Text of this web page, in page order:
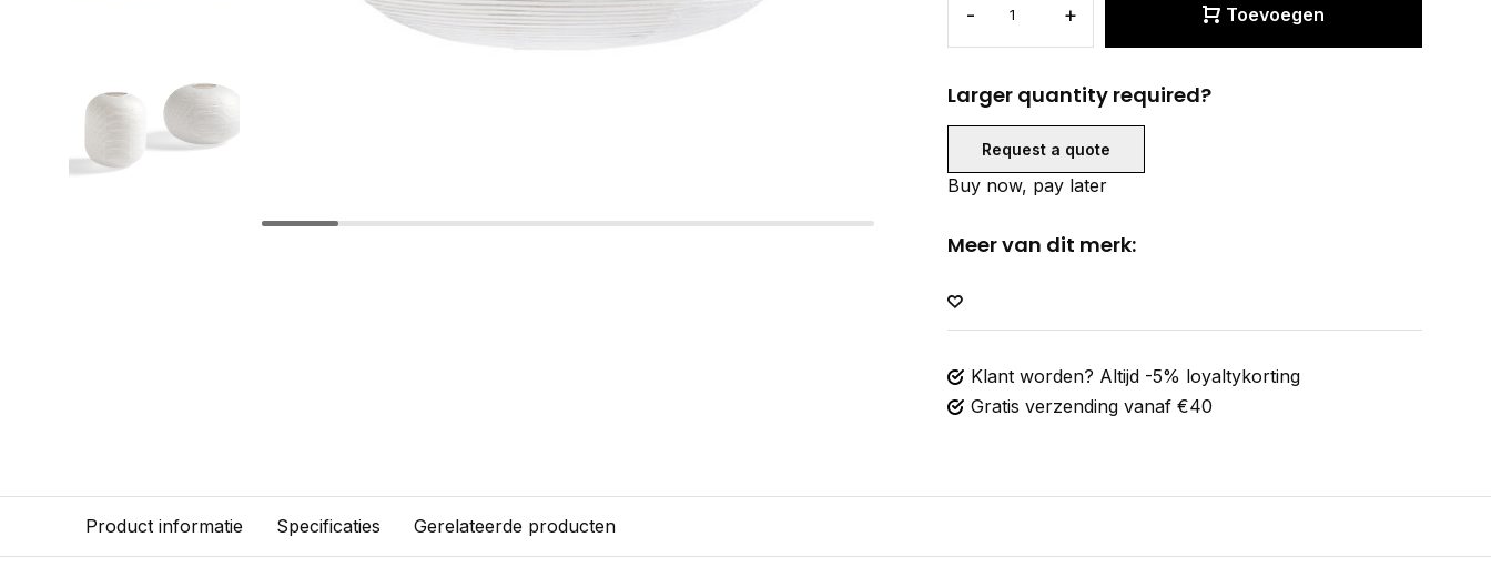
- + Toevoegen
Larger quantity required?
Request a quote
Buy now, pay later
Meer van dit merk:
Klant worden? Altijd -5% loyaltykorting
Gratis verzending vanaf €40
Product informatie Specificaties Gerelateerde producten